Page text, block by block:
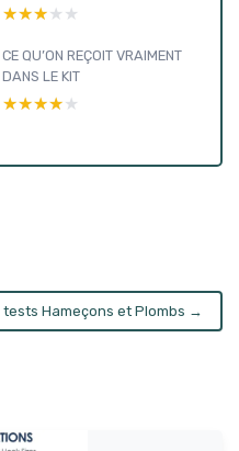
★★★★★
★★★★★
CE QU’ON REÇOIT VRAIMENT
DANS LE KIT
★★★★★
★★★★★
tests Hameçons et Plombs →